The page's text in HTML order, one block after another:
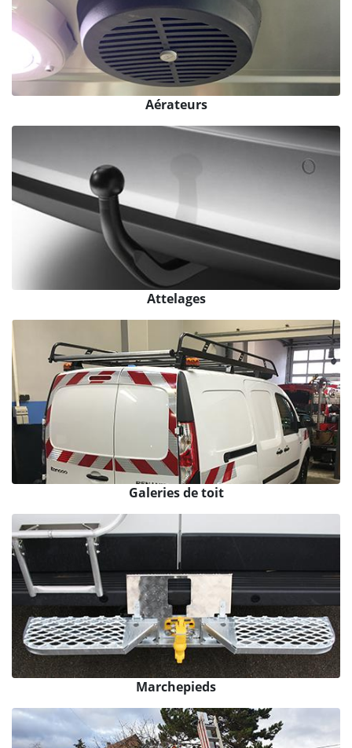
Aérateurs
Attelages
Galeries de toit
Marchepieds